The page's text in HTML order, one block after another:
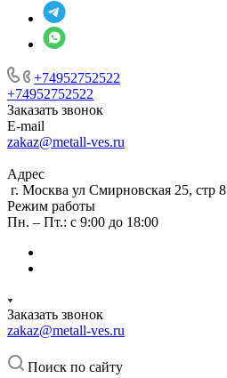
+74952752522
+74952752522
Заказать звонок
E-mail
zakaz@metall-ves.ru
Адрес
г. Москва ул Смирновская 25, стр 8
Режим работы
Пн. – Пт.: с 9:00 до 18:00
Заказать звонок
zakaz@metall-ves.ru
Поиск по сайту